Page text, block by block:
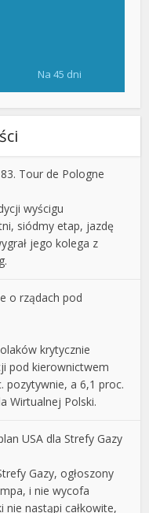
Na 45 dni
Tour de Pologne
wyścigu
siódmy etap, jazdę
jego kolega z
o rządach pod
krytycznie
pod kierownictwem
pozytywnie, a 6,1 proc.
Wirtualnej Polski.
USA dla Strefy Gazy
Gazy, ogłoszony
i nie wycofa
nastąpi całkowite,